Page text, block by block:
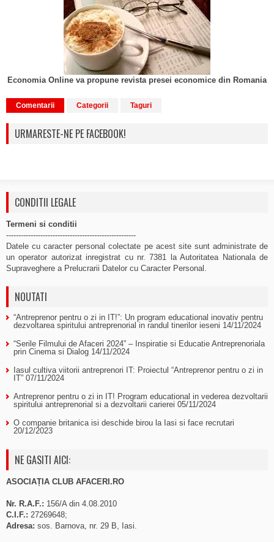
Economia Online va propune revista presei economice din Romania
Comentarii Categorii Taguri
URMARESTE-NE PE FACEBOOK!
CONDITII LEGALE
Termeni si conditii
-----------------------------------------------------
Datele cu caracter personal colectate pe acest site sunt administrate de
un operator autorizat inregistrat cu nr. 7381 la Autoritatea Nationala de
Supraveghere a Prelucrarii Datelor cu Caracter Personal.
NOUTATI
“Antreprenor pentru o zi in IT!”: Un program educational inovativ pentru
dezvoltarea spiritului antreprenorial in randul tinerilor ieseni 14/11/2024
“Serile Filmului de Afaceri 2024” – Inspiratie si Educatie Antreprenoriala
prin Cinema si Dialog 14/11/2024
Iasul cultiva viitorii antreprenori IT: Proiectul “Antreprenor pentru o zi in
IT” 07/11/2024
Antreprenor pentru o zi in IT! Program educational in vederea dezvoltarii
spiritului antreprenorial si a dezvoltarii carierei 05/11/2024
O companie britanica isi deschide birou la Iasi si face recrutari
20/12/2023
NE GASITI AICI:
ASOCIAȚIA CLUB AFACERI.RO
Nr. R.A.F.: 156/A din 4.08.2010
C.I.F.: 27269648;
Adresa: sos. Barnova, nr. 29 B, Iasi.